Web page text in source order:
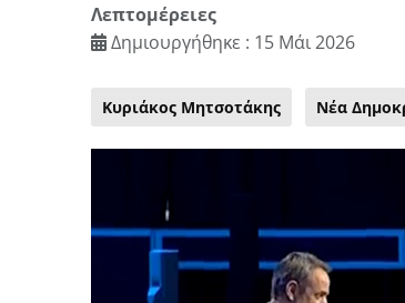
Λεπτομέρειες
Δημιουργήθηκε : 15 Μάι 2026
Κυριάκος Μητσοτάκης Νέα